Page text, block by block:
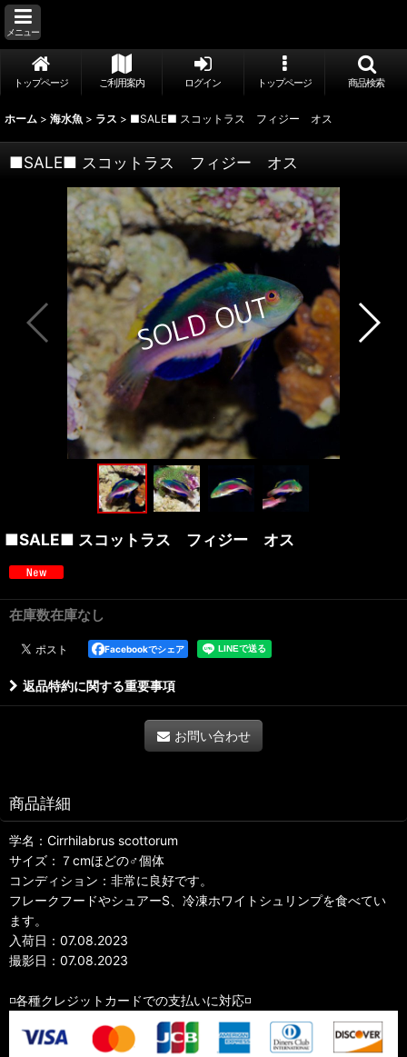
メニュー
トップページ ご利用案内 ログイン トップページ 商品検索
ホーム > 海水魚 > ラス > ■SALE■ スコットラス フィジー オス
■SALE■ スコットラス フィジー オス
■SALE■ スコットラス フィジー オス
在庫数在庫なし
Facebookでシェア
返品特約に関する重要事項
お問い合わせ
商品詳細
学名：Cirrhilabrus scottorum
サイズ：７cmほどの♂個体
コンディション：非常に良好です。
フレークフードやシュアーS、冷凍ホワイトシュリンプを食べてい
ます。
入荷日：07.08.2023
撮影日：07.08.2023
◽️各種クレジットカードでの支払いに対応◽️